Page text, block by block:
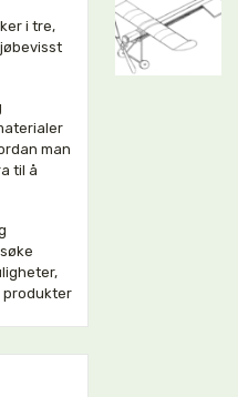
i tre,
man
til å
produkter